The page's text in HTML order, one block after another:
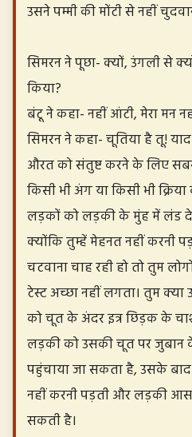
उसने पम्मी की मोंटी से नहीं
सिमरन ने पूछा- क्यों, उंगली से
किया?
बंटू ने कहा- नहीं आंटी, मेरा मन
सिमरन ने कहा- चूतिया है तू!
औरत को संतुष्ट करने के लिए
किसी भी अंग या किसी भी
लड़कों को लड़की के मुंह में लंड
क्योंकि तुम्हें मेहनत नहीं करनी
चटवाना चाह रही हो तो तुम
टेस्ट अच्छा नहीं लगता। तुम
को चूत के अंदर इत्र छिड़क के
लड़की को उसकी चूत पर जुबान
पहुंचाया जा सकता है, उसके
नहीं करनी पड़ती और लड़की
सकती है।